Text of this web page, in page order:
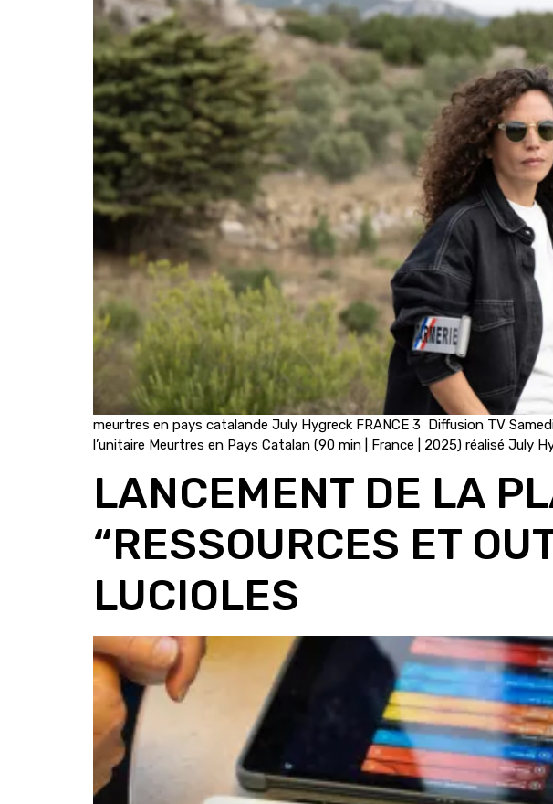
meurtres en pays catalande July Hygreck FRANCE 3 Diffusion TV
l’unitaire Meurtres en Pays Catalan (90 min | France | 2025) réalisé July
LANCEMENT DE LA
“RESSOURCES ET
LUCIOLES